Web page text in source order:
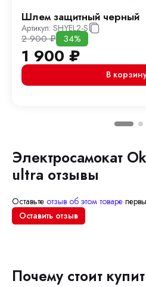
Шлем защитный черный
Артикул: SHYEL2-S
2 900₽ 34%
1 900 ₽
В
Электросамокат
ultra отзывы
Оставьте отзыв об этом товаре
Оставить отзыв
Почему стоит